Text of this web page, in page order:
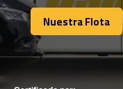
FLOTA
Nuestra Flota
Nuestra Flota